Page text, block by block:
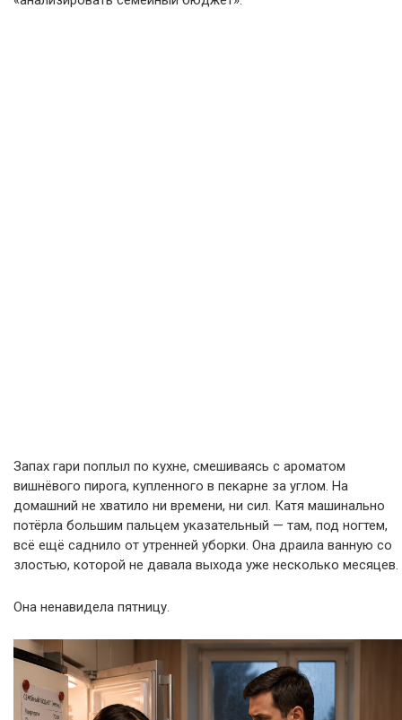
Запах гари поплыл по кухне, смешиваясь с ароматом
вишнёвого пирога, купленного в пекарне за углом. На
домашний не хватило ни времени, ни сил. Катя машинально
потёрла большим пальцем указательный — там, под ногтем,
всё ещё саднило от утренней уборки. Она драила ванную со
злостью, которой не давала выхода уже несколько месяцев.
Она ненавидела пятницу.